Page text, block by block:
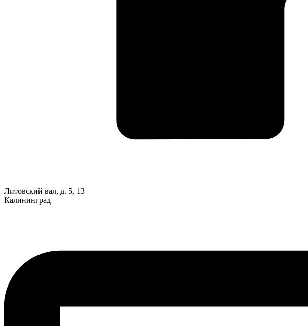
Литовский вал, д. 5, 13
Калининград